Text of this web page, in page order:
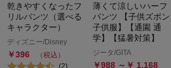
乾きやすくなったフ
リルパンツ（選べる
キャラクター）
ディズニー/Disney
￥396
（税込）
(2)
薄くて涼しいハーフ
パンツ 【子供ズボン
子供服】【通園 通
学】【猛暑対策】
ジータ/GITA
￥988 ～￥ 1,168